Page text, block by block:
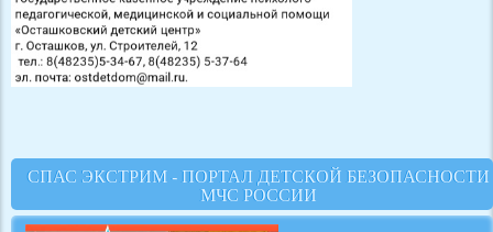
СПАС ЭКСТРИМ - ПОРТАЛ ДЕТСКОЙ БЕЗОПАСНОСТИ
МЧС РОССИИ